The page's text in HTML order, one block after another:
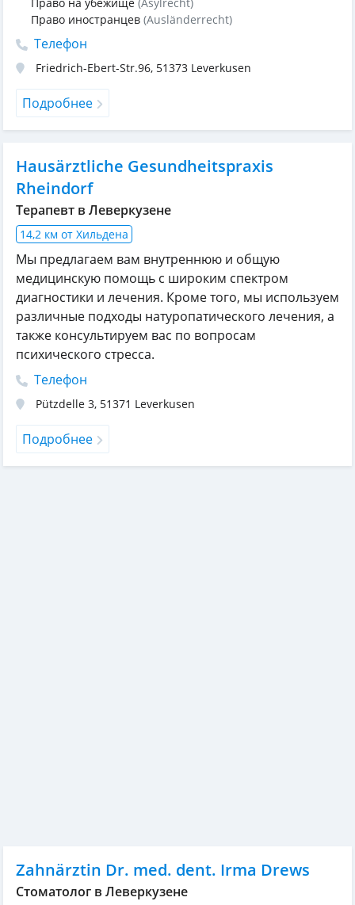
Право иностранцев (Ausländerrecht)
Телефон
Friedrich-Ebert-Str.96, 51373 Leverkusen
Подробнее
Hausärztliche Gesundheitspraxis
Rheindorf
Терапевт в Леверкузене
14,2 км от Хильдена
Мы предлагаем вам внутреннюю и общую
медицинскую помощь с широким спектром
диагностики и лечения. Кроме того, мы используем
различные подходы натуропатического лечения, а
также консультируем вас по вопросам
психического стресса.
Телефон
Pützdelle 3, 51371 Leverkusen
Подробнее
Zahnärztin Dr. med. dent. Irma Drews
Стоматолог в Леверкузене